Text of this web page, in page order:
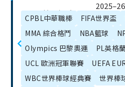
章
目
錄
2025美國網球
公開賽攻略｜
賽事亮點、參
賽名單與觀賽
資訊
聯賽開
（
League
Season
Guide）
CPBL中華職棒 FIFA世界盃
MMA 綜合格鬥
NBA籃球
Olympics 巴黎奧運
PL英格
UCL 歐洲冠軍聯賽
UEFA
WBC世界棒球經典賽
世界棒